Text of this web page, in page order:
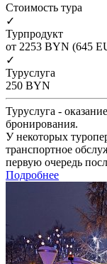
Cтоимость тура
✓
Турпродукт
от 2253 BYN (645
✓
Туруслуга
250 BYN
Туруслуга -
бронирования.
У некоторых
транспортное
первую очередь
Подробнее